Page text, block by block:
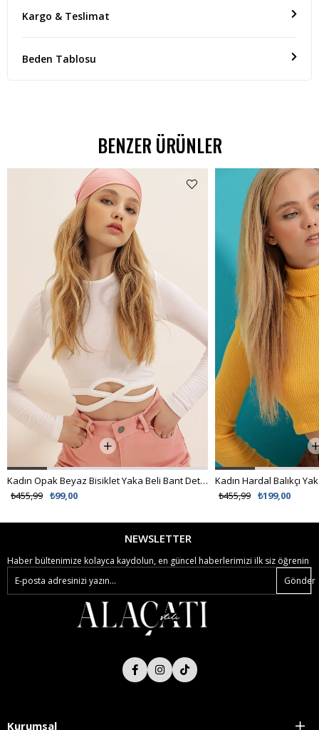
Kargo & Teslimat
Beden Tablosu
BENZER ÜRÜNLER
Kadın Opak Beyaz Bisiklet Yaka Beli Bant Detaylı Crop Bluz ALC-X7424
₺99,00
₺455,99 ₺199,00
₺455,99
NEWSLETTER
Haber bültenimize kolayca kaydolun, en güncel haberlerimizi ilk siz öğrenin
Gönder
Kurumsal